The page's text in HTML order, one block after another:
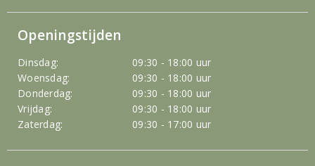
Openingstijden
Dinsdag:
09:30 - 18:00 uur
Woensdag:
09:30 - 18:00 uur
Donderdag:
09:30 - 18:00 uur
Vrijdag:
09:30 - 18:00 uur
Zaterdag:
09:30 - 17:00 uur